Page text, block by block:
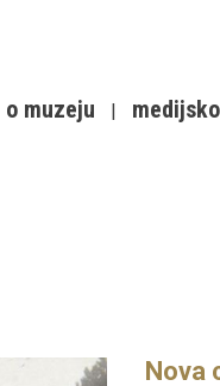
o muzeju
Nova